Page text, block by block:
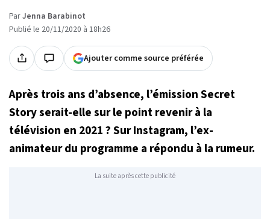
ParJenna Barabinot
Publié le 20/11/2020 à 18h26
Ajouter comme source préférée
Après trois ans d’absence, l’émission Secret
Story serait-elle sur le point revenir à la
télévision en 2021 ? Sur Instagram, l’ex-
animateur du programme a répondu à la rumeur.
La suite après cette publicité